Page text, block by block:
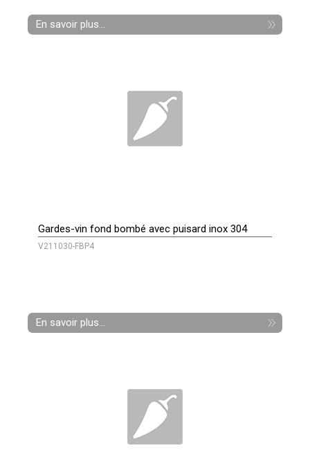
En savoir plus...
Gardes-vin fond bombé avec puisard inox 304
V211030-FBP4
En savoir plus...